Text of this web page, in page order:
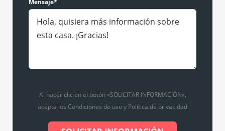
Mensaje*
Al hacer clic en el botón «SOLICITAR INFORMACIÓN»,
acepta los Condiciones de uso y Política de privacidad